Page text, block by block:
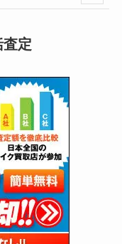
(118)
(27)
定